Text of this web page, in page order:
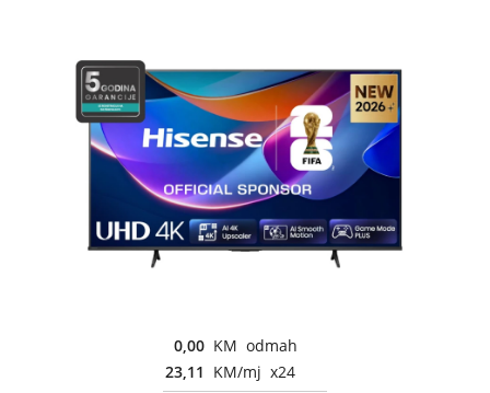
0,00 KM odmah
23,11 KM/mj x24